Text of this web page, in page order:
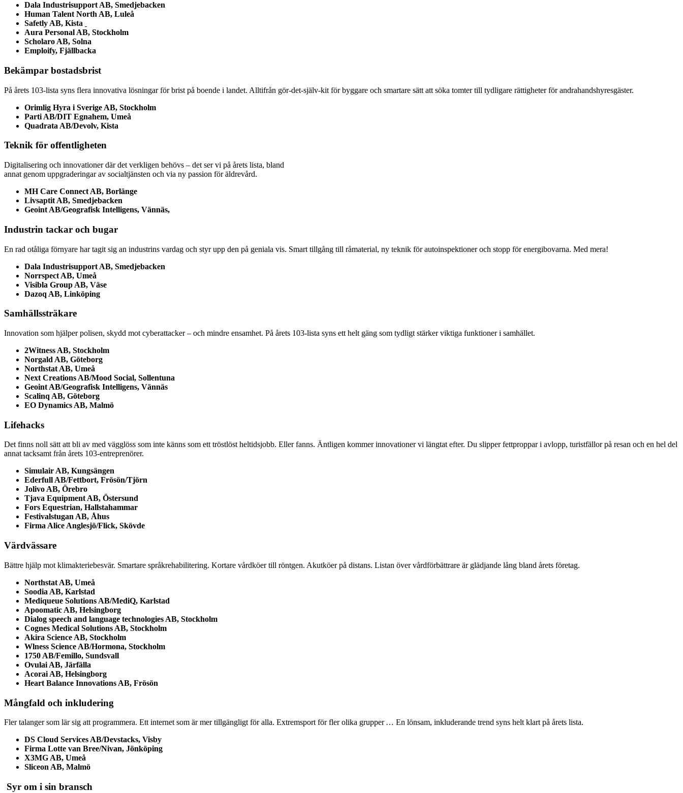
Dala Industrisupport AB, Smedjebacken
Human Talent North AB, Luleå
Safetly AB, Kista
Aura Personal AB, Stockholm
Scholaro AB, Solna
Emploify, Fjällbacka
Bekämpar bostadsbrist
På årets 103-lista syns flera innovativa lösningar för brist på boende i landet. Alltifrån gör-det-själv-kit för byggare och smartare sätt att söka tomter till tydligare rättigheter för andrahandshyresgäster.
Orimlig Hyra i Sverige AB, Stockholm
Parti AB/DIT Egnahem, Umeå
Quadrata AB/Devolv, Kista
Teknik för offentligheten
Digitalisering och innovationer där det verkligen behövs – det ser vi på årets lista, bland
annat genom uppgraderingar av socialtjänsten och via ny passion för äldrevård.
MH Care Connect AB, Borlänge
Livsaptit AB, Smedjebacken
Geoint AB/Geografisk Intelligens, Vännäs,
Industrin tackar och bugar
En rad otåliga förnyare har tagit sig an industrins vardag och styr upp den på geniala vis. Smart tillgång till råmaterial, ny teknik för autoinspektioner och stopp för energibovarna. Med mera!
Dala Industrisupport AB, Smedjebacken
Norrspect AB, Umeå
Visibla Group AB, Väse
Dazoq AB, Linköping
Samhällssträkare
Innovation som hjälper polisen, skydd mot cyberattacker – och mindre ensamhet. På årets 103-lista syns ett helt gäng som tydligt stärker viktiga funktioner i samhället.
2Witness AB, Stockholm
Norgald AB, Göteborg
Northstat AB, Umeå
Next Creations AB/Mood Social, Sollentuna
Geoint AB/Geografisk Intelligens, Vännäs
Scalinq AB, Göteborg
EO Dynamics AB, Malmö
Lifehacks
Det finns noll sätt att bli av med vägglöss som inte känns som ett tröstlöst heltidsjobb. Eller fanns. Äntligen kommer innovationer vi längtat efter. Du slipper fettproppar i avlopp, turistfällor på resan och en hel del
annat tacksamt från årets 103-entreprenörer.
Simulair AB, Kungsängen
Ederfull AB/Fettbort, Frösön/Tjörn
Jolivo AB, Örebro
Tjava Equipment AB, Östersund
Fors Equestrian, Hallstahammar
Festivalstugan AB, Åhus
Firma Alice Anglesjö/Flick, Skövde
Värdvässare
Bättre hjälp mot klimakteriebesvär. Smartare språkrehabilitering. Kortare vårdköer till röntgen. Akutköer på distans. Listan över vårdförbättrare är glädjande lång bland årets företag.
Northstat AB, Umeå
Soodia AB, Karlstad
Mediqueue Solutions AB/MediQ, Karlstad
Apoomatic AB, Helsingborg
Dialog speech and language technologies AB, Stockholm
Cognes Medical Solutions AB, Stockholm
Akira Science AB, Stockholm
Wlness Science AB/Hormona, Stockholm
1750 AB/Femillo, Sundsvall
Ovulai AB, Järfälla
Acorai AB, Helsingborg
Heart Balance Innovations AB, Frösön
Mångfald och inkludering
Fler talanger som lär sig att programmera. Ett internet som är mer tillgängligt för alla. Extremsport för fler olika grupper … En lönsam, inkluderande trend syns helt klart på årets lista.
DS Cloud Services AB/Devstacks, Visby
Firma Lotte van Bree/Nivan, Jönköping
X3MG AB, Umeå
Sliceon AB, Malmö
Syr om i sin bransch